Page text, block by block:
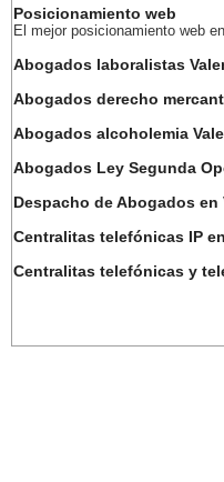
Posicionamiento web
El mejor posicionamiento web
Abogados laboralistas
Abogados derecho
Abogados alcoholemia
Abogados Ley Segunda
Despacho de Abogados en
Centralitas telefónicas IP
Centralitas telefónicas y